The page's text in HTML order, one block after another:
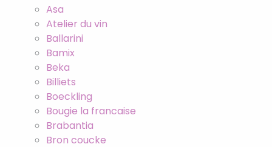
Asa
Atelier du vin
Ballarini
Bamix
Beka
Billiets
Boeckling
Bougie la francaise
Brabantia
Bron coucke